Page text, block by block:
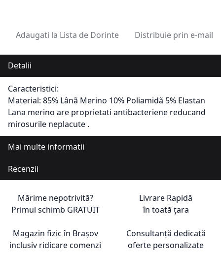
Adaugati la Lista de Dorinte Distribuie prin e-mail
Detalii
Caracteristici:
Material: 85% Lânã Merino 10% Poliamidã 5% Elastan
Lana merino are proprietati antibacteriene reducand
mirosurile neplacute .
Mai multe informatii
Recenzii
Mărime nepotrivită?
Primul schimb GRATUIT
Livrare Rapidă
în toată țara
Magazin fizic în Brașov
inclusiv ridicare comenzi
Consultanță dedicată
oferte personalizate